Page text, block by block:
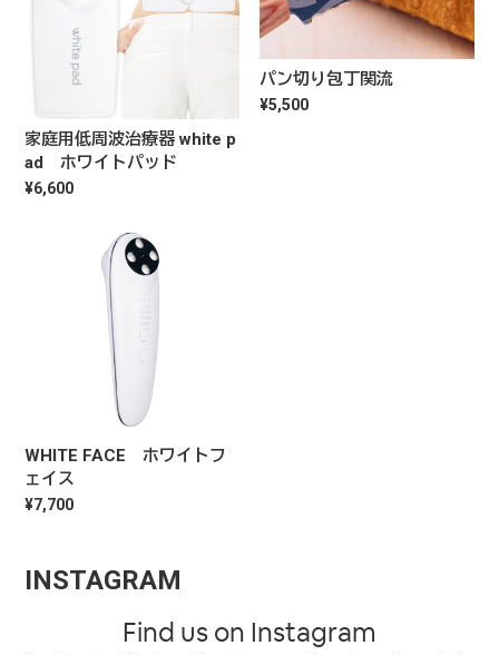
家庭用低周波治療器 white p
ad ホワイトパッド
¥6,600
パン切り包丁関流
¥5,500
WHITE FACE ホワイトフ
ェイス
¥7,700
INSTAGRAM
Find us on Instagram